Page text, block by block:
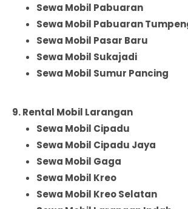
Sewa Mobil Pabuaran
Sewa Mobil Pabuaran
Sewa Mobil Pasar Baru
Sewa Mobil Sukajadi
Sewa Mobil Sumur Pancing
9. Rental Mobil Larangan
Sewa Mobil Cipadu
Sewa Mobil Cipadu Jaya
Sewa Mobil Gaga
Sewa Mobil Kreo
Sewa Mobil Kreo Selatan